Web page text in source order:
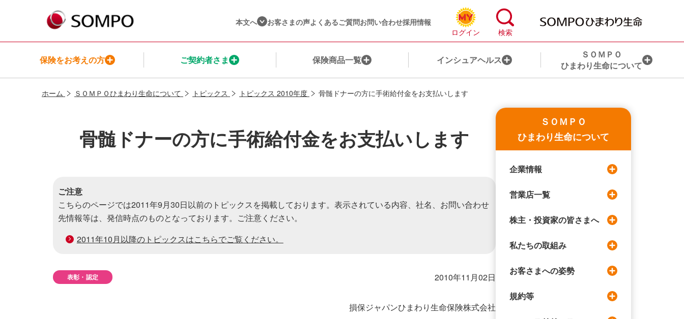
本文へ お客さまの声よくあるご質問お問い合わせ採用情報
保険をお考えの方
心配事から保険を探す
ライフステージから保険を探す
ＨＬアドバイザー代理店のご紹介
保険料シミュレーション
公的保障について
メニューを閉じる
ご契約者さま
お手続き一覧
目的から探す
保険金・給付金のご請求
変額保険に​関するお手続き​
メニューを閉じる
保険商品一覧
保険種別
メニューを閉じる
インシュアヘルス
インシュアヘルス商品一覧
ＭＹひまわりアプリのご紹介
メニューを閉じる
ＳＯＭＰＯ
ひまわり生命について
ひまわり生命についてTOP
営業店一覧​
お客さまへの姿勢
ホーム ＳＯＭＰＯひまわり生命について トピックス トピックス 2010年度 骨髄ドナーの方に手術給付金をお支払いします
骨髄ドナーの方に手術給付金をお支払いします
ご注意
こちらのページでは2011年9月30日以前のトピックスを掲載しております。表示されている内容、社名、お問い合わせ
先情報等は、発信時点のものとなっております。ご注意ください。
2011年10月以降のトピックスはこちらでご覧ください。
表彰・認定 2010年11月02日
損保ジャパンひまわり生命保険株式会社
ＳＯＭＰＯ
ひまわり生命について
企業情報
営業店一覧
株主・投資家の皆さまへ
私たちの取組み
お客さまへの姿勢
規約等